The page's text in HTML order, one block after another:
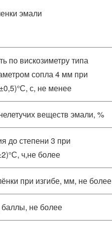
эмали
по вискозиметру типа
сопла 4 мм при
с, не менее
веществ эмали, %
до степени 3 при
ч,не более
при изгибе, мм, не более
баллы, не более